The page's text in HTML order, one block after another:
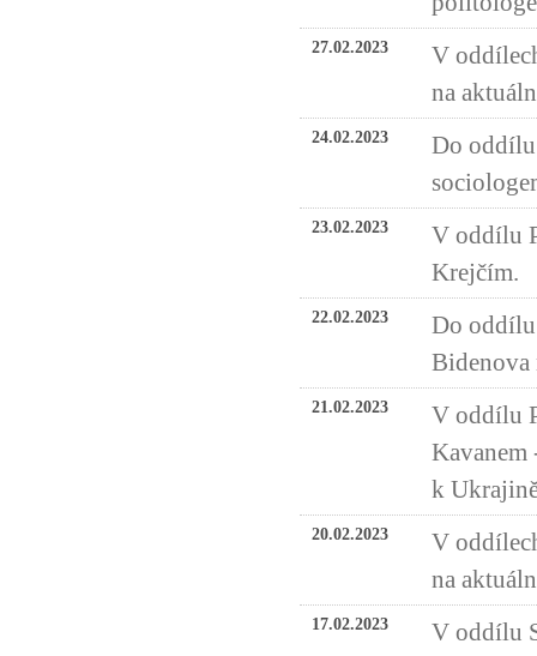
27.02.2023
V
na
24.02.2023
Do
23.02.2023
V oddílu
Krejčím.
22.02.2023
Do
Bidenova
21.02.2023
V oddílu
Kavanem
k
20.02.2023
V
na
17.02.2023
V oddílu